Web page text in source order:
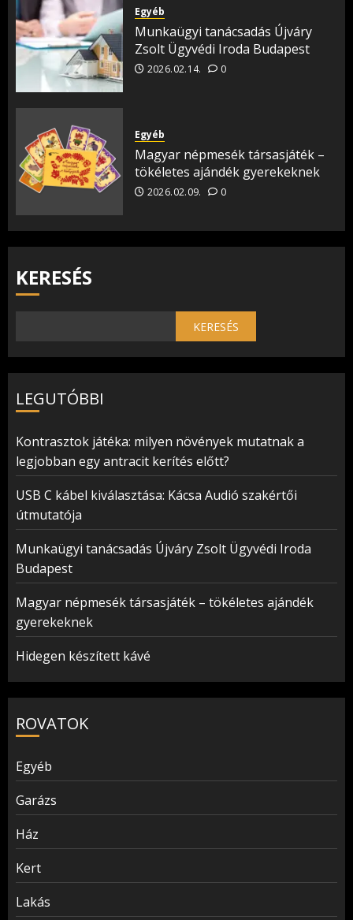
Egyéb
Munkaügyi tanácsadás Újváry
Zsolt Ügyvédi Iroda Budapest
2026.02.14. 0
Egyéb
Magyar népmesék társasjáték –
tökéletes ajándék gyerekeknek
2026.02.09. 0
KERESÉS
KERESÉS
LEGUTÓBBI
Kontrasztok játéka: milyen növények mutatnak a
legjobban egy antracit kerítés előtt?
USB C kábel kiválasztása: Kácsa Audió szakértői
útmutatója
Munkaügyi tanácsadás Újváry Zsolt Ügyvédi Iroda
Budapest
Magyar népmesék társasjáték – tökéletes ajándék
gyerekeknek
Hidegen készített kávé
ROVATOK
Egyéb
Garázs
Ház
Kert
Lakás